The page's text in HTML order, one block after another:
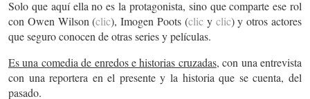
Solo que aquí ella no es la protagonista, sino que comparte ese rol
con Owen Wilson (clic), Imogen Poots (clicy clic) y otros actores
que seguro conocen de otras series y películas.
Es una comedia de enredos e historias cruzadas, con una entrevista
con una reportera en el presente y la historia que se cuenta, del
pasado.